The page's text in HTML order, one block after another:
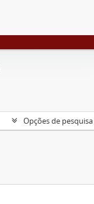
Opções de